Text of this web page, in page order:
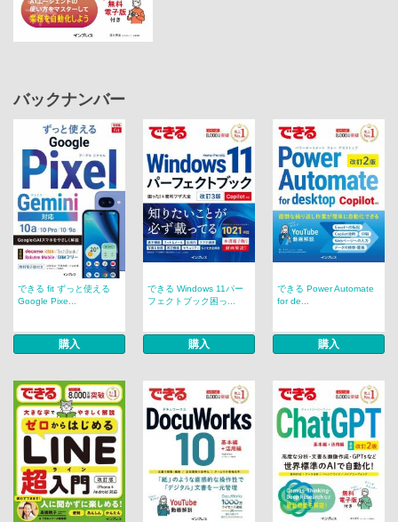
バックナンバー
できる fit ずっと使える
Google Pixe...
購入
できる Windows 11パー
フェクトブック困っ...
購入
できる Power Automate
for de...
購入